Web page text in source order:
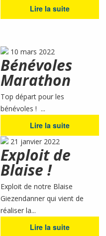
Lire la suite
10 mars 2022
Bénévoles
Marathon
Top départ pour les
bénévoles ! ...
Lire la suite
21 janvier 2022
Exploit de
Blaise !
Exploit de notre Blaise
Giezendanner qui vient de
réaliser la...
Lire la suite